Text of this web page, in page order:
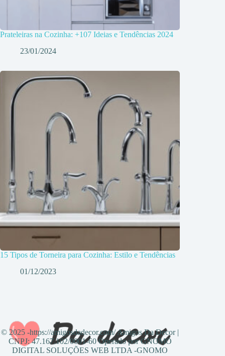
Prateleiras na Cozinha: +107 Ideias e Tendências 2024
23/01/2024
15 Tipos de Torneira para Cozinha: Estilo e Tendências
01/12/2023
© 2025 -https://amigosdadecor.com/ Amigos Da Decor |
CNPJ: 47.167.102/0001-60 Operado por GNOMO
DIGITAL SOLUÇÕES WEB LTDA -GNOMO